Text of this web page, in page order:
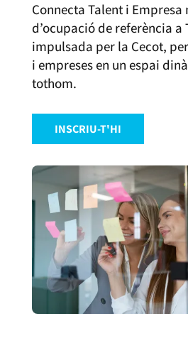
Connecta Talent i
d’ocupació de referència a
impulsada per la Cecot,
i empreses en un espai
tothom.
INSCRIU-T'HI